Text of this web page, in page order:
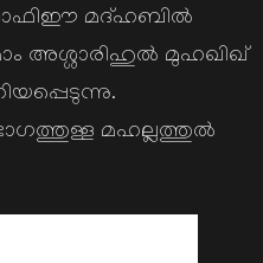
മദ്ഹബില്‍
അശ്ശാരിഹുല്‍ മുഹഖിഖ്
മഹല്ലത്തുല്‍